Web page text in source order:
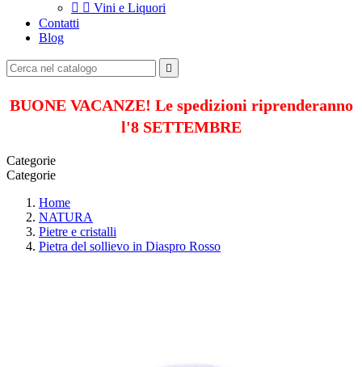
  Vini e Liquori
Contatti
Blog

BUONE VACANZE! Le spedizioni riprenderanno
l'8 SETTEMBRE
Categorie
Categorie
Home
NATURA
Pietre e cristalli
Pietra del sollievo in Diaspro Rosso